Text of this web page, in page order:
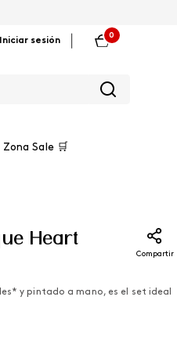
Iniciar sesión
0
Zona Sale 🛒
Heart
Compartir
y pintado a mano, es el set ideal